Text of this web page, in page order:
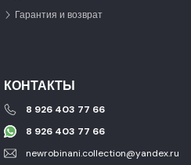
Гарантия и возврат
КОНТАКТЫ
8 926 403 77 66
8 926 403 77 66
newrobinani.collection@yandex.ru